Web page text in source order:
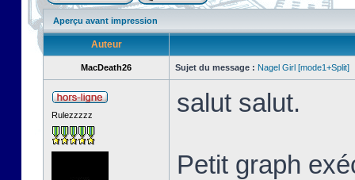
Aperçu avant impression
Auteur
MacDeath26 Sujet du message : Nagel Girl [mode1+Split]
Rulezzzzz salut salut.
Petit graph